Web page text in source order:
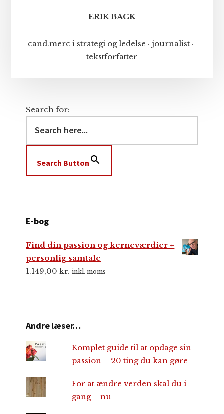
ERIK BACK
cand.merc i strategi og ledelse · journalist ·
tekstforfatter
Search for:
Search Button
E-bog
Find din passion og kerneværdier +
personlig samtale
1.149,00kr. inkl. moms
Andre læser…
Komplet guide til at opdage sin
passion – 20 ting du kan gøre
For at ændre verden skal du i
gang – nu